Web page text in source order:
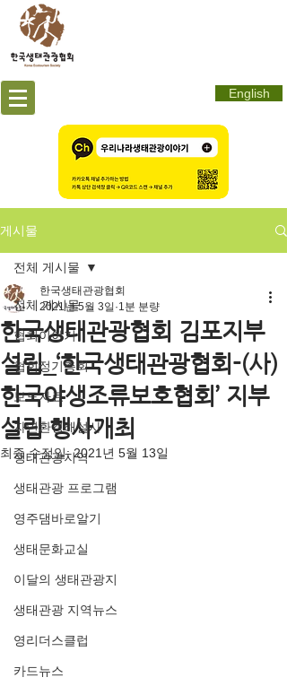
English
게시물
전체 게시물
협회이야기
협회정기총회
보도자료
자연환경해설사
생태관광지역
생태관광 프로그램
영주댐바로알기
생태문화교실
이달의 생태관광지
생태관광 지역뉴스
영리더스클럽
카드뉴스
전체 게시물
한국생태관광협회 김포지부
설립_‘한국생태관광협회-(사)
한국야생조류보호협회’ 지부
설립 행사개최
한국생태관광협회
2021년 5월 3일 1분 분량
최종 수정일:2021년 5월 13일